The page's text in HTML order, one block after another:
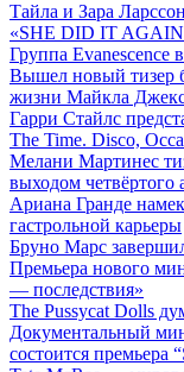
Тайла и Зара
«SHE DID IT
Группа Evanescence
Вышел новый тизер
жизни Майкла
Гарри Стайлс
The Time. Disco,
Мелани Мартинес
выходом четвёртого
Ариана Гранде
гастрольной карьеры
Бруно Марс
Премьера нового
— последствия»
The Pussycat Dolls
Документальный
состоится премьера